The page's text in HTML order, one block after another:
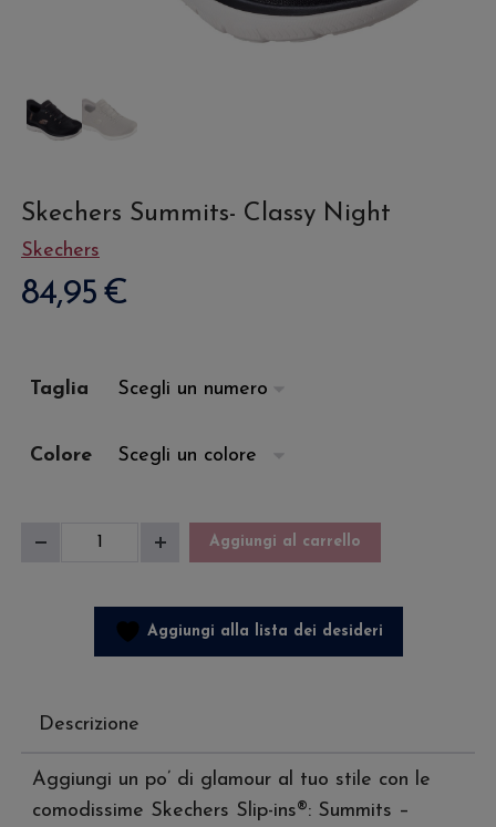
Skechers Summits- Classy Night
Skechers
84,95 €
Taglia
Colore
Skechers
quantità
Aumenta
Aggiungi al carrello
Aggiungi alla lista dei desideri
Descrizione
Aggiungi un po’ di glamour al tuo stile con le
comodissime Skechers Slip-ins®: Summits –